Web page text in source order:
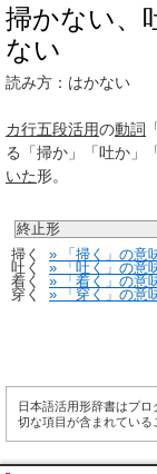
掃かない、
ない
読み方：はかない
カ行五段活用の動詞
る「掃か」「吐か」
いた形。
終止形
掃く » 「掃く」の意
吐く » 「吐く」の意
着く » 「着く」の意
穿く » 「穿く」の意
日本語活用形辞書はプ
切な項目が含まれている